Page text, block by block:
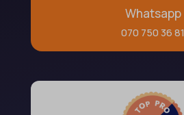
Whatsapp
070 750 36 81